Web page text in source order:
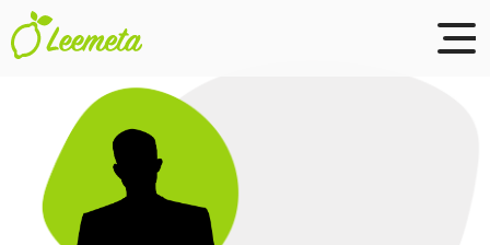
Skip to main content